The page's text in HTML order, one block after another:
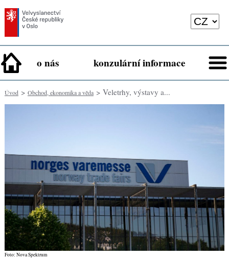
o nás konzulární informace
Úvod> Obchod, ekonomika a věda> Veletrhy, výstavy a...
Foto: Nova Spektrum